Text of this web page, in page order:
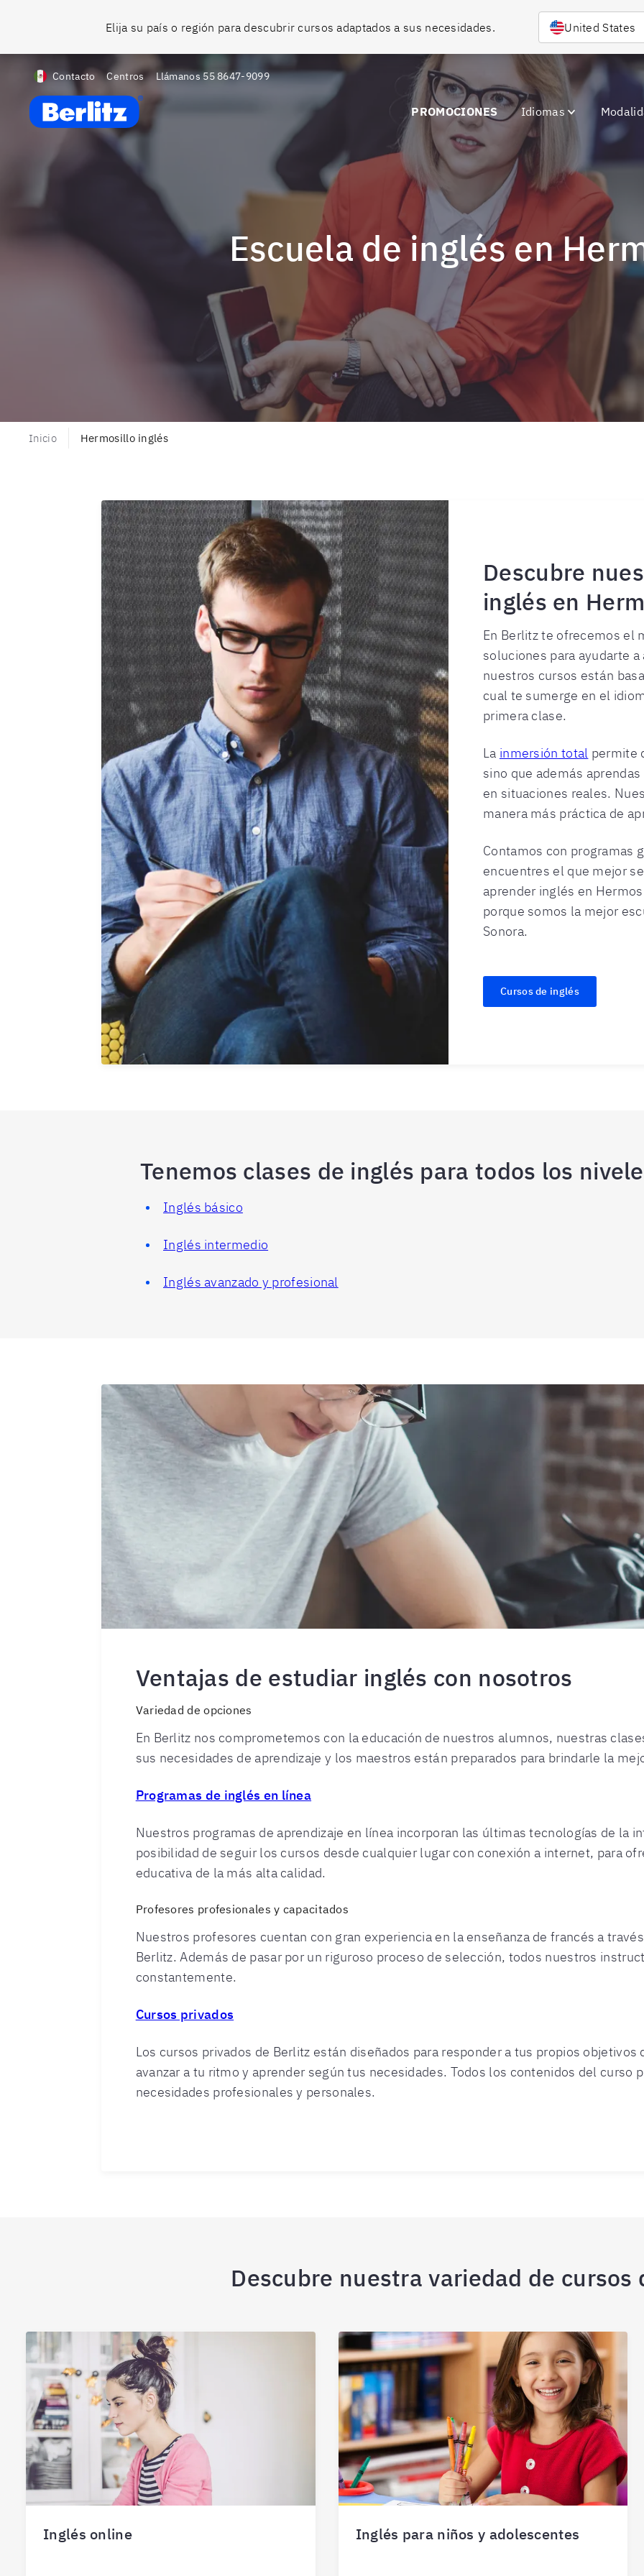
Elija su país o región para descubrir cursos adaptados a sus necesidades. United States
Contacto Centros Llámanos55 8647-9099
Berlitz MX
PROMOCIONES Idiomas
Escuela de inglés en
Inicio Hermosillo inglés
Descubre
inglés en
En Berlitz te ofrecemos el
soluciones para ayudarte
nuestros cursos están
cual te sumerge en el
primera clase.
La inmersión total permite
sino que además
en situaciones reales.
manera más práctica de
Contamos con programas
encuentres el que mejor
aprender inglés en
porque somos la mejor
Sonora.
Cursos de inglés
Tenemos clases de inglés para todos los
Inglés básico
Inglés intermedio
Inglés avanzado y profesional
Ventajas de estudiar inglés con nosotros
Variedad de opciones
En Berlitz nos comprometemos con la educación de nuestros alumnos, nuestras
sus necesidades de aprendizaje y los maestros están preparados para brindarle la
Programas de inglés en línea
Nuestros programas de aprendizaje en línea incorporan las últimas tecnologías de la
posibilidad de seguir los cursos desde cualquier lugar con conexión a internet, para
educativa de la más alta calidad.
Profesores profesionales y capacitados
Nuestros profesores cuentan con gran experiencia en la enseñanza de francés a
Berlitz. Además de pasar por un riguroso proceso de selección, todos nuestros
constantemente.
Cursos privados
Los cursos privados de Berlitz están diseñados para responder a tus propios
avanzar a tu ritmo y aprender según tus necesidades. Todos los contenidos del curso
necesidades profesionales y personales.
Descubre nuestra variedad de cursos
Inglés online Inglés para niños y adolescentes